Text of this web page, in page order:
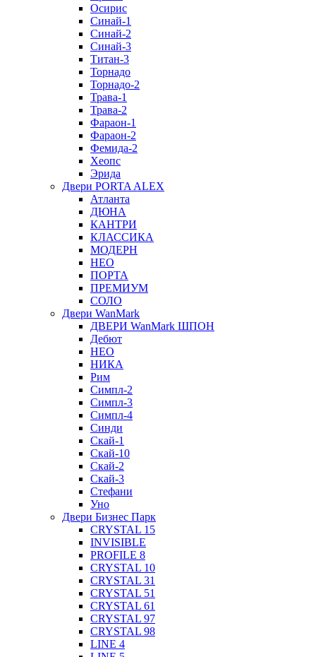
Осирис
Синай-1
Синай-2
Синай-3
Титан-3
Торнадо
Торнадо-2
Трава-1
Трава-2
Фараон-1
Фараон-2
Фемида-2
Хеопс
Эрида
Двери PORTA ALEX
Атланта
ДЮНА
КАНТРИ
КЛАССИКА
МОДЕРН
НЕО
ПОРТА
ПРЕМИУМ
СОЛО
Двери WanMark
ДВЕРИ WanMark ШПОН
Дебют
НЕО
НИКА
Рим
Симпл-2
Симпл-3
Симпл-4
Синди
Скай-1
Скай-10
Скай-2
Скай-3
Стефани
Уно
Двери Бизнес Парк
CRYSTAL 15
INVISIBLE
PROFILE 8
CRYSTAL 10
CRYSTAL 31
CRYSTAL 51
CRYSTAL 61
CRYSTAL 97
CRYSTAL 98
LINE 4